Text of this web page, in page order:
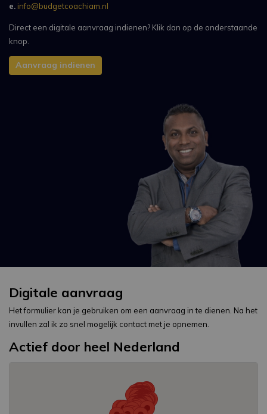
e. info@budgetcoachiam.nl
Direct een digitale aanvraag indienen? Klik dan op de onderstaande
knop.
Aanvraag indienen
Digitale aanvraag
Het formulier kan je gebruiken om een aanvraag in te dienen. Na het
invullen zal ik zo snel mogelijk contact met je opnemen.
Actief door heel Nederland